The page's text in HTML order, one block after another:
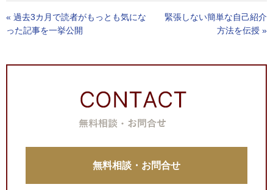
« 過去3カ月で読者がもっとも気にな
った記事を一挙公開
緊張しない簡単な自己紹介
方法を伝授 »
無料相談・お問合せ